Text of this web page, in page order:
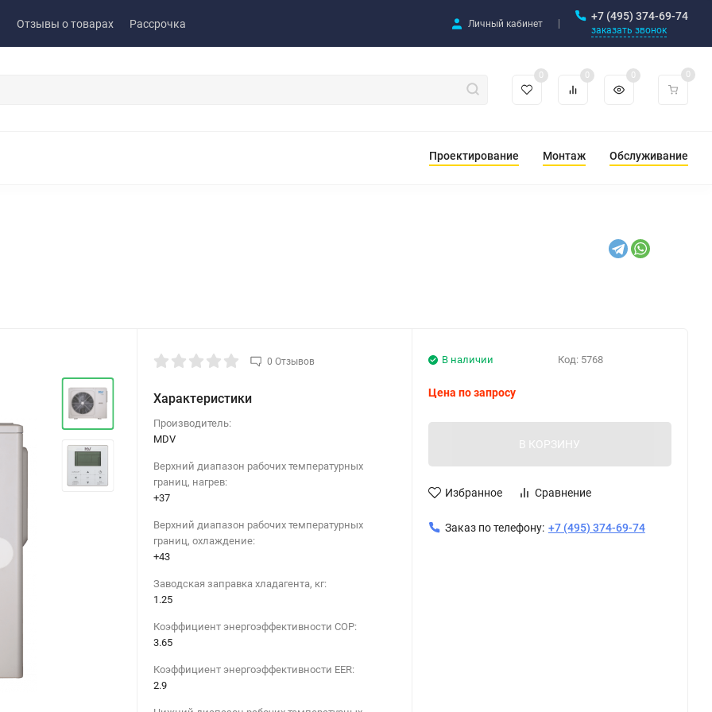
Отзывы о товарах Рассрочка Личный кабинет
+7 (495) 374-69-74
заказать звонок
0 0 0 0
Проектирование Монтаж Обслуживание
0 Отзывов
Характеристики
Производитель:
MDV
Верхний диапазон рабочих температурных
границ, нагрев:
+37
Верхний диапазон рабочих температурных
границ, охлаждение:
+43
Заводская заправка хладагента, кг:
1.25
Коэффициент энергоэффективности COP:
3.65
Коэффициент энергоэффективности EER:
2.9
Код: 5768
В наличии
Цена по запросу
В КОРЗИНУ
Избранное Сравнение
Заказ по телефону: +7 (495) 374-69-74